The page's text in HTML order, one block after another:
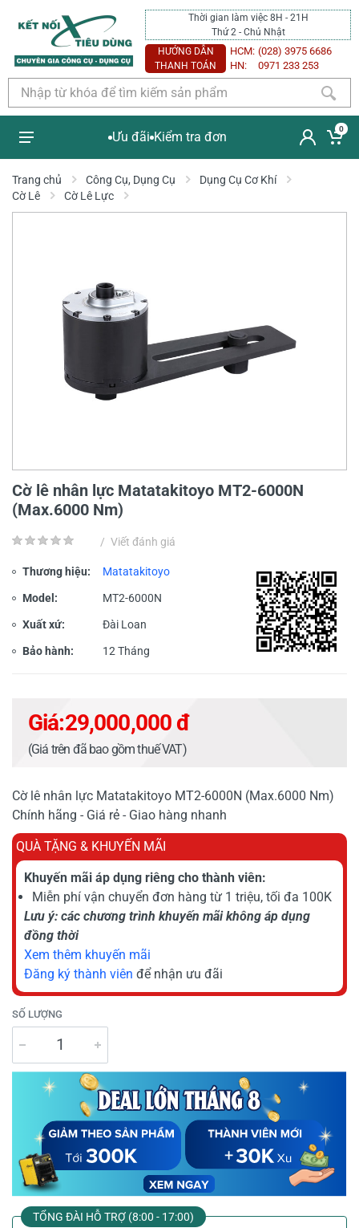
Thời gian làm việc 8H - 21H
Thứ 2 - Chủ Nhật
HƯỚNG DẪN
THANH TOÁN
HCM: (028) 3975 6686
HN:
0971 233 253
Ưu đãi Kiểm tra đơn
0
Trang chủ Công Cụ, Dụng Cụ
Dụng Cụ Cơ Khí
Cờ Lê
Cờ Lê Lực
Cờ lê nhân lực Matatakitoyo MT2-6000N
(Max.6000 Nm)
/ Viết đánh giá
Thương hiệu: Matatakitoyo
Model: MT2-6000N
Xuất xứ: Đài Loan
Bảo hành: 12 Tháng
Giá:29,000,000 đ
(Giá trên đã bao gồm thuế VAT)
Cờ lê nhân lực Matatakitoyo MT2-6000N (Max.6000 Nm)
Chính hãng - Giá rẻ - Giao hàng nhanh
QUÀ TẶNG & KHUYẾN MÃI
Khuyến mãi áp dụng riêng cho thành viên:
Miễn phí vận chuyển đơn hàng từ 1 triệu, tối đa 100K
Lưu ý: các chương trình khuyến mãi không áp dụng
đồng thời
Xem thêm khuyến mãi
Đăng ký thành viên để nhận ưu đãi
SỐ LƯỢNG
TỔNG ĐÀI HỖ TRỢ (8:00 - 17:00)